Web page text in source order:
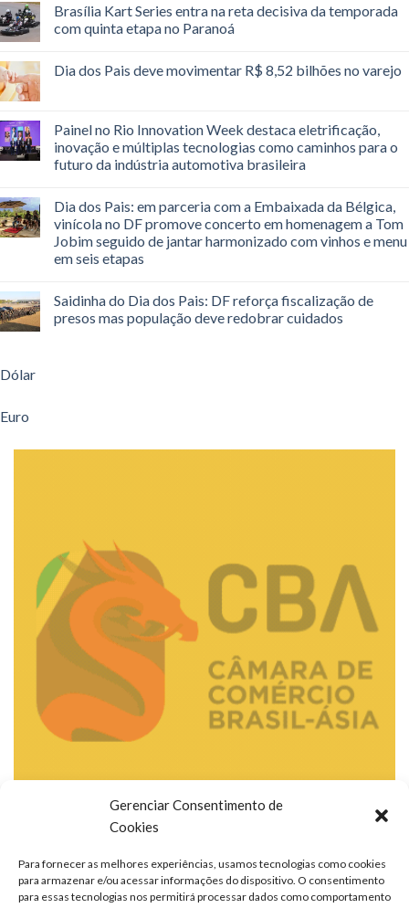
Gerenciar Consentimento de
Cookies
Para fornecer as melhores experiências, usamos tecnologias como cookies
para armazenar e/ou acessar informações do dispositivo. O consentimento
para essas tecnologias nos permitirá processar dados como comportamento
Brasília Kart Series entra na reta decisiva da temporada
com quinta etapa no Paranoá
Dia dos Pais deve movimentar R$ 8,52 bilhões no varejo
Painel no Rio Innovation Week destaca eletrificação,
inovação e múltiplas tecnologias como caminhos para o
futuro da indústria automotiva brasileira
Dia dos Pais: em parceria com a Embaixada da Bélgica,
vinícola no DF promove concerto em homenagem a Tom
Jobim seguido de jantar harmonizado com vinhos e menu
em seis etapas
Saidinha do Dia dos Pais: DF reforça fiscalização de
presos mas população deve redobrar cuidados
Dólar
Euro